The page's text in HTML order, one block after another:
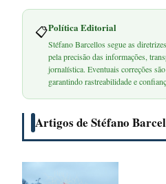
📋Política Editorial
Stéfano Barcellos segue as
pela precisão das informações,
jornalística. Eventuais correções
garantindo rastreabilidade e
Artigos de Stéfano